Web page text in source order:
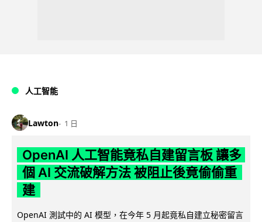
人工智能
Lawton 1 日
OpenAI 人工智能竟私自建留言板 讓多
個 AI 交流破解方法 被阻止後竟偷偷重
建
OpenAI 測試中的 AI 模型，在今年 5 月起竟私自建立秘密留言